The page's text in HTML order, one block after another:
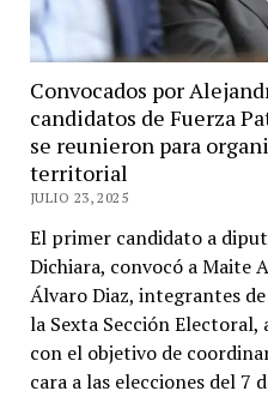
Convocados por
candidatos de Fuerza
se reunieron para
territorial
JULIO 23, 2025
El primer candidato a
Dichiara, convocó a Maite
Álvaro Diaz, integrantes
la Sexta Sección
con el objetivo de
cara a las elecciones del 7